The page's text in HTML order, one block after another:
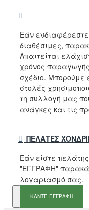
Εάν
διαθέσιμες,
Απαιτείται
χρόνος
σχέδιο. Μπορούμε
στολές
τη συλλογή μας
ανάγκες και τις
ΠΕΛΆΤΕΣ
Εάν είστε πελάτης
"ΕΓΓΡΑΦΗ"
λογαριασμό σας.
ΚΑΝΤΕ ΕΓΓΡΑΦΗ